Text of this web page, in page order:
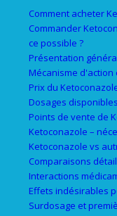
Comment acheter
Commander
ce possible ?
Présentation
Mécanisme
Prix du
Dosages
Points de vente de
Ketoconazole –
Ketoconazole vs
Comparaisons
Interactions
Effets indésirables
Surdosage et